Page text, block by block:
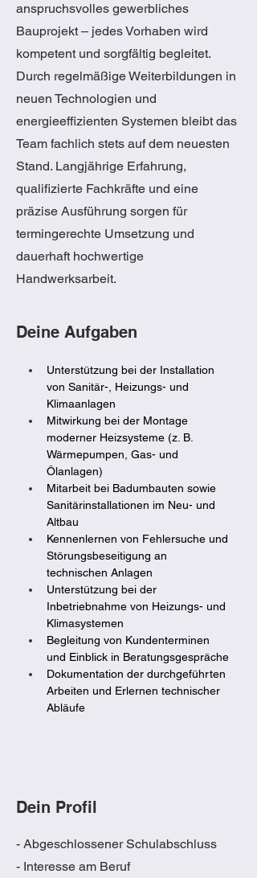
anspruchsvolles gewerbliches
Bauprojekt – jedes Vorhaben wird
kompetent und sorgfältig begleitet.
Durch regelmäßige Weiterbildungen in
neuen Technologien und
energieeffizienten Systemen bleibt das
Team fachlich stets auf dem neuesten
Stand. Langjährige Erfahrung,
qualifizierte Fachkräfte und eine
präzise Ausführung sorgen für
termingerechte Umsetzung und
dauerhaft hochwertige
Handwerksarbeit.
Deine Aufgaben
Unterstützung bei der Installation
von Sanitär-, Heizungs- und
Klimaanlagen
Mitwirkung bei der Montage
moderner Heizsysteme (z. B.
Wärmepumpen, Gas- und
Ölanlagen)
Mitarbeit bei Badumbauten sowie
Sanitärinstallationen im Neu- und
Altbau
Kennenlernen von Fehlersuche und
Störungsbeseitigung an
technischen Anlagen
Unterstützung bei der
Inbetriebnahme von Heizungs- und
Klimasystemen
Begleitung von Kundenterminen
und Einblick in Beratungsgespräche
Dokumentation der durchgeführten
Arbeiten und Erlernen technischer
Abläufe
Dein Profil
- Abgeschlossener Schulabschluss
- Interesse am Beruf